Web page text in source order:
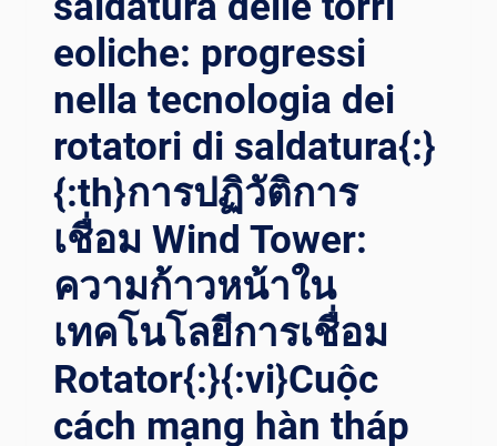
ي ا
تقان ل
براج ا
لرياح ب
استخدام د
وارات ا
للحام ا
لمتطورة{:}{:
IT}ALTEZZE RI
VOLUZIONARIE: MA
ESTRIA NE
LLA SA
LDATURA DI
TO
LICHE CO
eoliche: progressi
nella tecnologia dei
rotatori di saldatura{:}
{:th}การปฏิวัติการ
เชื่อม Wind Tower:
ความก้าวหน้าใน
เทคโนโลยีการเชื่อม
Rotator{:}{:vi}Cuộc
cách mạng hàn tháp